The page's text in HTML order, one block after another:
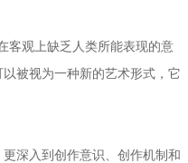
客观上缺乏人类所能表现的意
被视为一种新的艺术形式，它
深入到创作意识、创作机制和